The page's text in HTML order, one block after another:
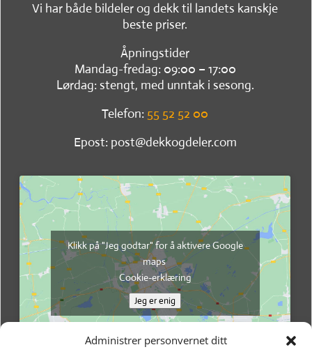
Administrer personvernet ditt
Vi har både bildeler og dekk til landets kanskje
beste priser.
Åpningstider
Mandag-fredag: 09:00 – 17:00
Lørdag: stengt, med unntak i sesong.
Telefon: 55 52 52 00
Epost: post@dekkogdeler.com
Klikk på "Jeg godtar" for å aktivere Google
maps
Cookie-erklæring
Jeg er enig